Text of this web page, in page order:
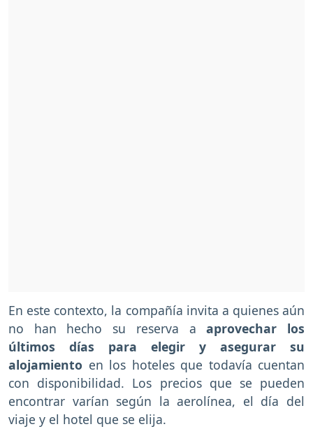
En este contexto, la compañía invita a quienes aún
no han hecho su reserva aaprovechar los
últimos días para elegir y asegurar su
alojamiento en los hoteles que todavía cuentan
con disponibilidad. Los precios que se pueden
encontrar varían según la aerolínea, el día del
viaje y el hotel que se elija.